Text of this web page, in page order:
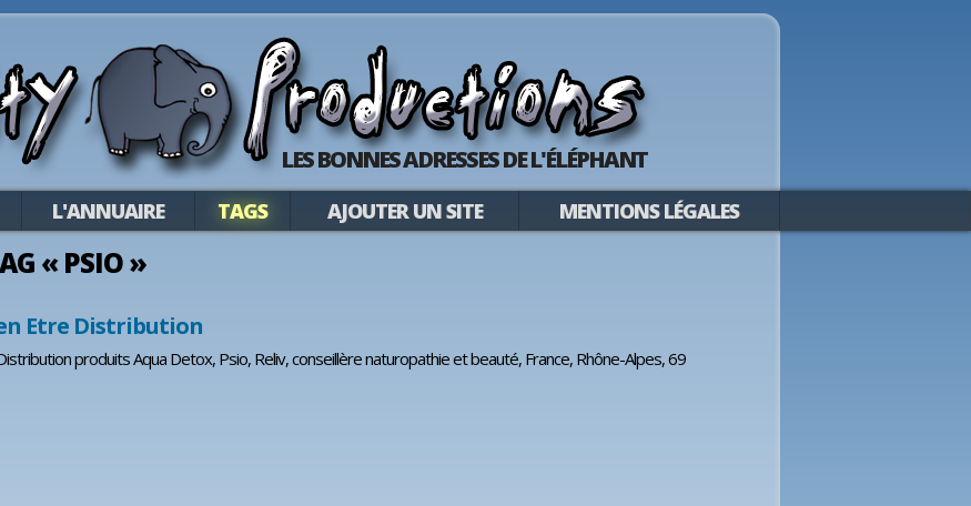
LES BONNES ADRESSES DE L'ÉLÉPHANT
L'ANNUAIRE TAGS AJOUTER UN SITE MENTIONS LÉGALES
« PSIO »
Etre Distribution
produits Aqua Detox, Psio, Reliv, conseillère naturopathie et beauté, France, Rhône-Alpes, 69